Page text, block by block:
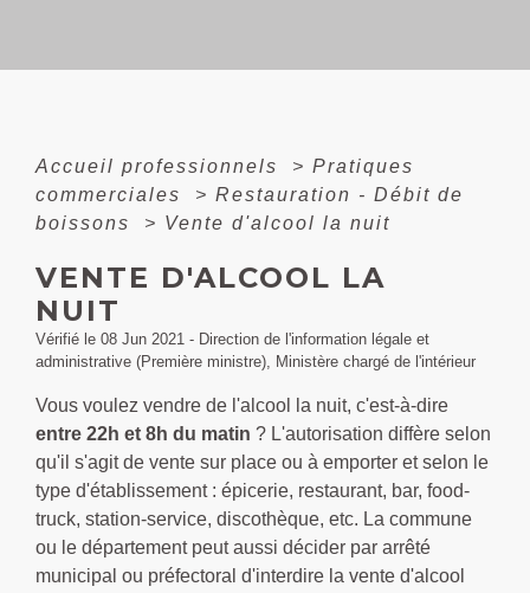
Accueil professionnels > Pratiques
commerciales
> Restauration - Débit de
boissons
> Vente d'alcool la nuit
VENTE D'ALCOOL LA
NUIT
Vérifié le 08 Jun 2021 - Direction de l'information légale et
administrative (Première ministre), Ministère chargé de l'intérieur
Vous voulez vendre de l'alcool la nuit, c'est-à-dire
entre 22h et 8h du matin ? L'autorisation diffère selon
qu'il s'agit de vente sur place ou à emporter et selon le
type d'établissement : épicerie, restaurant, bar, food-
truck, station-service, discothèque, etc. La commune
ou le département peut aussi décider par arrêté
municipal ou préfectoral d'interdire la vente d'alcool